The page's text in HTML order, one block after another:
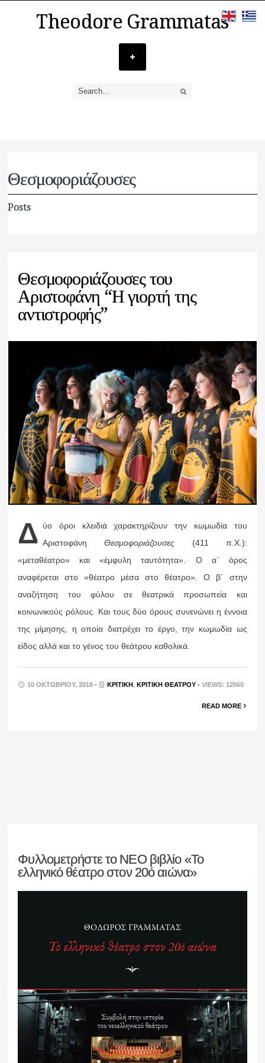
Theodore Grammatas
Θεσμοφοριάζουσες
Posts
Θεσμοφοριάζουσες του
Αριστοφάνη “Η γιορτή της
αντιστροφής”
Δ ύο όροι κλειδιά χαρακτηρίζουν την κωμωδία του
ΑριστοφάνηΘεσμοφοριάζουσες (411 π.Χ.):
«μεταθέατρο» και «έμφυλη ταυτότητα». Ο α΄ όρος
αναφέρεται στο «θέατρο μέσα στο θέατρο». Ο β΄ στην
αναζήτηση του φύλου σε θεατρικά προσωπεία και
κοινωνικούς ρόλους. Και τους δύο όρους συνενώνει η έννοια
της μίμησης, η οποία διατρέχει το έργο, την κωμωδία ως
είδος αλλά και το γένος του θεάτρου καθολικά.
10 ΟΚΤΩΒΡΊΟΥ, 2018 • ΚΡΙΤΙΚΉ,ΚΡΙΤΙΚΉ ΘΕΆΤΡΟΥ • VIEWS: 12665
READ MORE
Φυλλομετρήστε το ΝΕΟ βιβλίο «Το
ελληνικό θέατρο στον 20ό αιώνα»